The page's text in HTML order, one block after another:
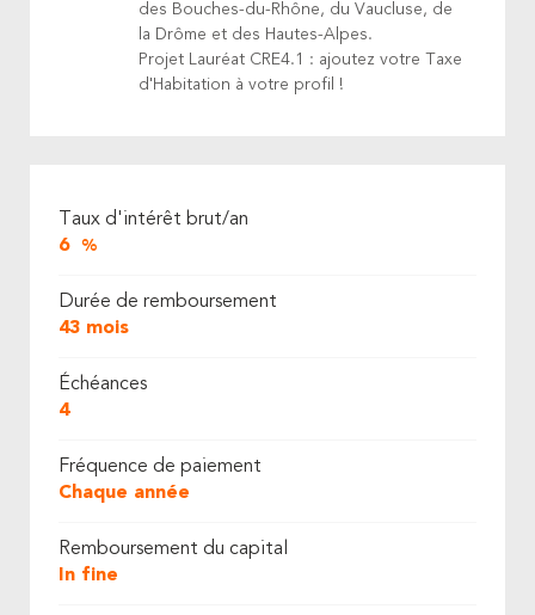
des Bouches-du-Rhône, du Vaucluse, de
la Drôme et des Hautes-Alpes.
Projet Lauréat CRE4.1 : ajoutez votre Taxe
d'Habitation à votre profil !
Taux d'intérêt brut/an
6 %
Durée de remboursement
43 mois
Échéances
4
Fréquence de paiement
Chaque année
Remboursement du capital
In fine